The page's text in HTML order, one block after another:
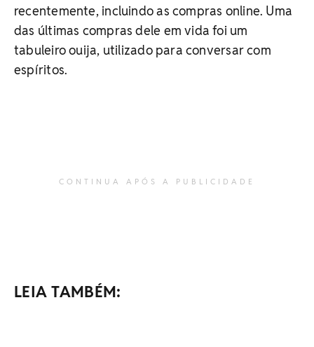
recentemente, incluindo as compras online. Uma
das últimas compras dele em vida foi um
tabuleiro ouija, utilizado para conversar com
espíritos.
CONTINUA APÓS A PUBLICIDADE
LEIA TAMBÉM: